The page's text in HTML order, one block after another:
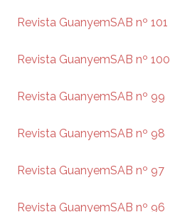
Revista GuanyemSAB nº 101
Revista GuanyemSAB nº 100
Revista GuanyemSAB nº 99
Revista GuanyemSAB nº 98
Revista GuanyemSAB nº 97
Revista GuanyemSAB nº 96